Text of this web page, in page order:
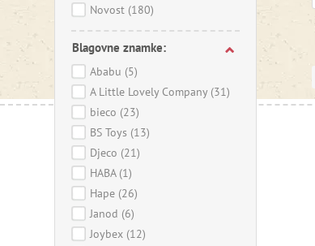
Novost (180)
Blagovne znamke:
Ababu (5)
A Little Lovely Company (31)
bieco (23)
BS Toys (13)
Djeco (21)
HABA (1)
Hape (26)
Janod (6)
Joybex (12)